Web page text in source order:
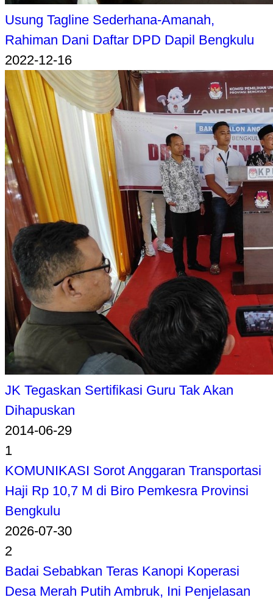
Usung Tagline Sederhana-Amanah,
Rahiman Dani Daftar DPD Dapil Bengkulu
2022-12-16
JK Tegaskan Sertifikasi Guru Tak Akan
Dihapuskan
2014-06-29
1
KOMUNIKASI Sorot Anggaran Transportasi
Haji Rp 10,7 M di Biro Pemkesra Provinsi
Bengkulu
2026-07-30
2
Badai Sebabkan Teras Kanopi Koperasi
Desa Merah Putih Ambruk, Ini Penjelasan